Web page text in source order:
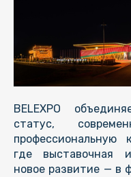
BELEXPO
статус,
профессиональную
где выставочная
новое развитие — в